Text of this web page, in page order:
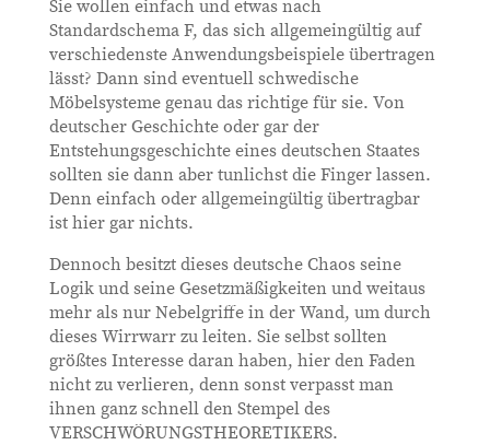
Sie wollen einfach und etwas nach
Standardschema F, das sich allgemeingültig auf
verschiedenste Anwendungsbeispiele übertragen
lässt? Dann sind eventuell schwedische
Möbelsysteme genau das richtige für sie. Von
deutscher Geschichte oder gar der
Entstehungsgeschichte eines deutschen Staates
sollten sie dann aber tunlichst die Finger lassen.
Denn einfach oder allgemeingültig übertragbar
ist hier gar nichts.
Dennoch besitzt dieses deutsche Chaos seine
Logik und seine Gesetzmäßigkeiten und weitaus
mehr als nur Nebelgriffe in der Wand, um durch
dieses Wirrwarr zu leiten. Sie selbst sollten
größtes Interesse daran haben, hier den Faden
nicht zu verlieren, denn sonst verpasst man
ihnen ganz schnell den Stempel des
VERSCHWÖRUNGSTHEORETIKERS.